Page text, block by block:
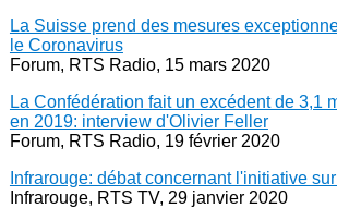
La Suisse prend des mesures
le Coronavirus
Forum, RTS Radio, 15 mars 2020
La Confédération fait un excédent de 3,1
en 2019: interview d'Olivier Feller
Forum, RTS Radio, 19 février 2020
Infrarouge: débat concernant l'initiative
Infrarouge, RTS TV, 29 janvier 2020